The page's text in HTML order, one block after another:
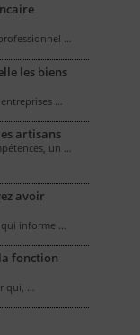
…
les biens
…
artisans
un …
avoir
qui informe …
fonction
qui, …